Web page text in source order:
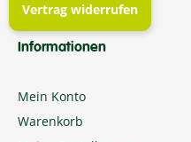
Vertrag widerrufen
Informationen
Mein Konto
Warenkorb